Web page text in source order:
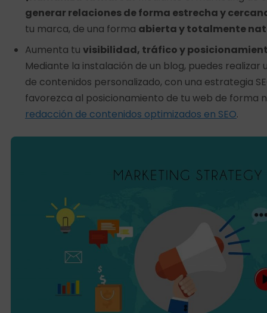
generar relaciones de forma estrecha y
tu marca, de una forma abierta y totalmente
Aumenta tu visibilidad, tráfico y
Mediante la instalación de un blog, puedes realizar
de contenidos personalizado, con una estrategia
favorezca al posicionamiento de tu web de forma
redacción de contenidos optimizados en SEO.